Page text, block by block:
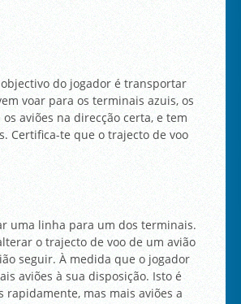
do jogador é transportar
voar para os terminais azuis, os
aviões na direcção certa, e tem
Certifica-te que o trajecto de voo
uma linha para um dos terminais.
o trajecto de voo de um avião
seguir. À medida que o jogador
aviões à sua disposição. Isto é
mas mais aviões a